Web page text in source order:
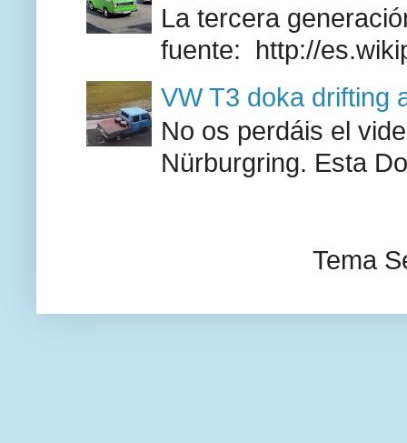
La tercera
fuente: http://
VW T3 doka drifting
No os perdáis el
Nürburgring. Esta
Tema